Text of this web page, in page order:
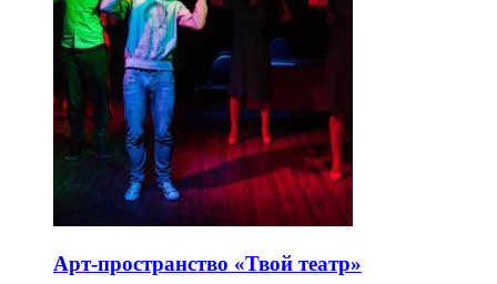
Арт-пространство «Твой театр»